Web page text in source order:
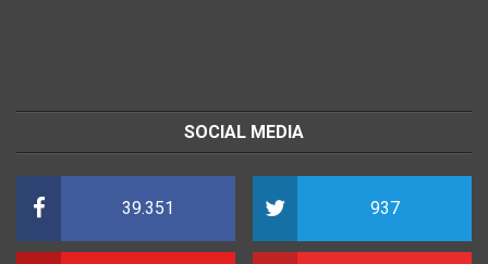
SOCIAL MEDIA
39.351 937